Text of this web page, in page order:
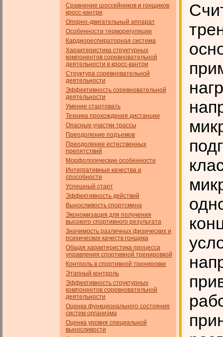
Сравнение шоссейников и гонщиков
кросс-кантри
Опорно-двигательный аппарат
Особенности терморегуляции
Кардиореспираторная система
Характеристика структурных
компонентов соревновательной
деятельности в кросс-кантри
Структура соревновательной
деятельности
Эффективность соревновательной
деятельности
Умение стартовать
Техника прохождения дистанции
Опасные участки трассы
Преодоление подъемов
Преодоление естественных
препятствий
Морфологические особенности
Интегративные качества и
способности
Успешный старт
Эффективность действий
Выносливость спортсмена
Экономизация для получения
высокого спортивного результата
Значимость различных физических и
психических качеств гон­щика
Общая характеристика процесса
управления спортивной тренировкой
Контроль в спортивной тренировке
Этапный контроль
Эффективность структурных
компонентов соревновательной
деятельности
Оценка функционального состояния
систем организма
Оценка уровня специальной
выносливости